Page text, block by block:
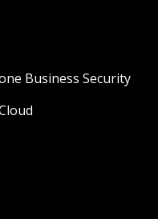
Business Security